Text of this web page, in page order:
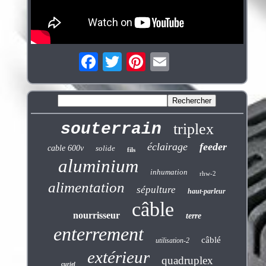
souterrain triplex
cable 600v solide fils éclairage feeder
aluminium inhumation rhw-2
alimentation sépulture haut-parleur
nourrisseur câble terre
enterrement utilisation-2 câblé
curiel extérieur quadruplex